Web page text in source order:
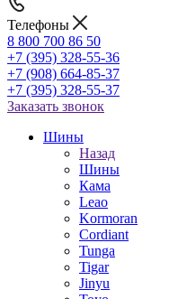
Телефоны
8 800 700 86 50
+7 (395) 328-55-36
+7 (908) 664-85-37
+7 (395) 328-55-37
Заказать звонок
Шины
Назад
Шины
Кама
Leao
Kormoran
Cordiant
Tunga
Tigar
Jinyu